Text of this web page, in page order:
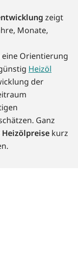
zeigt
Monate,
Orientierung
Heizöl
der
Ganz
Heizölpreise kurz